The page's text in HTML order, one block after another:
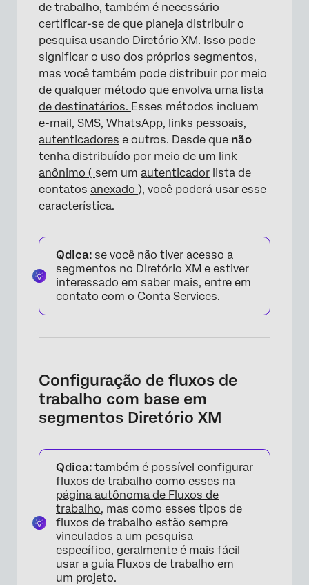
de trabalho, também é necessário
certificar-se de que planeja distribuir o
pesquisa usando Diretório XM. Isso pode
significar o uso dos próprios segmentos,
mas você também pode distribuir por meio
de qualquer método que envolva uma lista
de destinatários. Esses métodos incluem
e-mail, SMS, WhatsApp, links pessoais,
autenticadores e outros. Desde que não
tenha distribuído por meio de um link
anônimo ( sem um autenticador lista de
contatos anexado ), você poderá usar esse
característica.
Qdica: se você não tiver acesso a
segmentos no Diretório XM e estiver
interessado em saber mais, entre em
contato com o Conta Services.
Configuração de fluxos de
trabalho com base em
segmentos Diretório XM
Qdica: também é possível configurar
fluxos de trabalho como esses na
página autônoma de Fluxos de
trabalho, mas como esses tipos de
fluxos de trabalho estão sempre
vinculados a um pesquisa
específico, geralmente é mais fácil
usar a guia Fluxos de trabalho em
um projeto.